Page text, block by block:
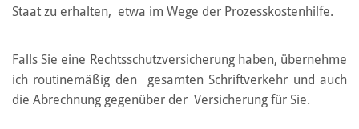
Staat zu erhalten, etwa im Wege der Prozesskostenhilfe.
Falls Sie eine Rechtsschutzversicherung haben, übernehme
ich routinemäßig den gesamten Schriftverkehr und auch
die Abrechnung gegenüber der Versicherung für Sie.